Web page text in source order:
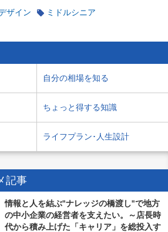
ザイン ミドルシニア
自分の相場を知る
ちょっと得する知識
ライフプラン･人生設計
記事
情報と人を結ぶ"ナレッジの橋渡し"で地方
の中小企業の経営者を支えたい。～店長時
代から積み上げた「キャリア」を総投入す